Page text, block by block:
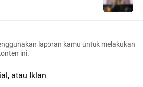
laporan kamu untuk melakukan
ini.
atau Iklan